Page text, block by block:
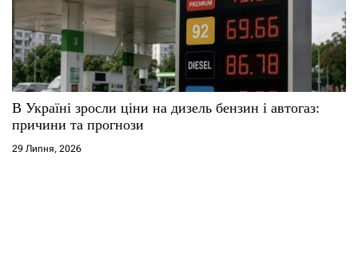
В Україні зросли ціни на дизель бензин і автогаз:
причини та прогнози
29 Липня, 2026